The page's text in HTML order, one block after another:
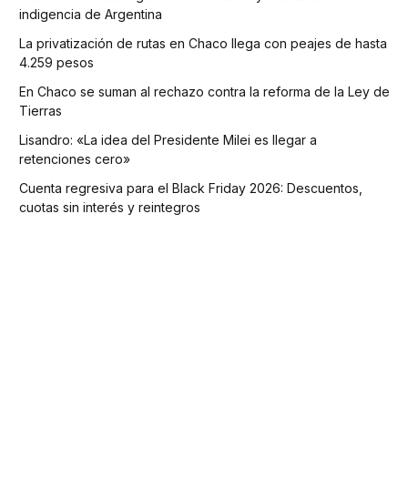
indigencia de Argentina
La privatización de rutas en Chaco llega con peajes de hasta
4.259 pesos
En Chaco se suman al rechazo contra la reforma de la Ley de
Tierras
Lisandro: «La idea del Presidente Milei es llegar a
retenciones cero»
Cuenta regresiva para el Black Friday 2026: Descuentos,
cuotas sin interés y reintegros